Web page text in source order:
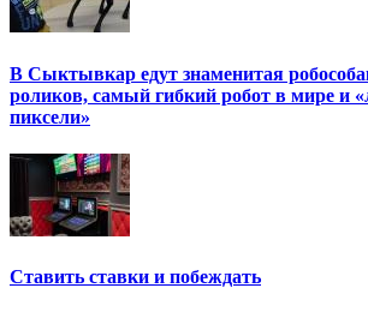
В Сыктывкар едут знаменитая
роликов, самый гибкий робот в мире и
пиксели»
Ставить ставки и побеждать